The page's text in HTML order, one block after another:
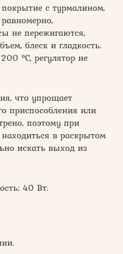
с турмалином,
не пережигаются,
блеск и гладкость.
°C, регулятор не
что упрощает
приспособления или
поэтому при
в раскрытом
искать выход из
40 Вт.